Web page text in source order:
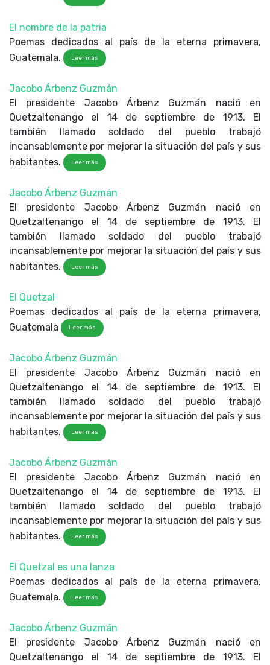
El nombre de la patria
Poemas dedicados al país de la eterna primavera,
Guatemala.
Leer más
Jacobo Árbenz Guzmán
El presidente Jacobo Árbenz Guzmán nació en
Quetzaltenango el 14 de septiembre de 1913. El
también llamado soldado del pueblo trabajó
incansablemente por mejorar la situación del país y sus
habitantes.
Leer más
Jacobo Árbenz Guzmán
El presidente Jacobo Árbenz Guzmán nació en
Quetzaltenango el 14 de septiembre de 1913. El
también llamado soldado del pueblo trabajó
incansablemente por mejorar la situación del país y sus
habitantes.
Leer más
El Quetzal
Poemas dedicados al país de la eterna primavera,
Guatemala
Leer más
Jacobo Árbenz Guzmán
El presidente Jacobo Árbenz Guzmán nació en
Quetzaltenango el 14 de septiembre de 1913. El
también llamado soldado del pueblo trabajó
incansablemente por mejorar la situación del país y sus
habitantes.
Leer más
Jacobo Árbenz Guzmán
El presidente Jacobo Árbenz Guzmán nació en
Quetzaltenango el 14 de septiembre de 1913. El
también llamado soldado del pueblo trabajó
incansablemente por mejorar la situación del país y sus
habitantes.
Leer más
El Quetzal es una lanza
Poemas dedicados al país de la eterna primavera,
Guatemala.
Leer más
Jacobo Árbenz Guzmán
El presidente Jacobo Árbenz Guzmán nació en
Quetzaltenango el 14 de septiembre de 1913. El